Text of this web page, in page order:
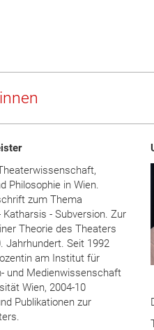
Philosophie in Wien.
zum Thema
Katharsis - Subversion. Zur
Theorie des Theaters
Jahrhundert. Seit 1992
am Institut für
und Medienwissenschaft
Wien, 2004-10
Publikationen zur